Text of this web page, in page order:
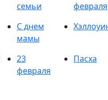
семьи
февраля
С днем
мамы
23
февраля
Пасха